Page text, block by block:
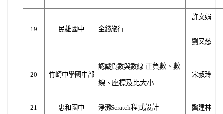
19 民雄國中 金錢旅行
許文娟
劉又慈
20 竹崎中學國中部
認識負數與數線-正負數、數
線、座標及比大小
宋叔玲
21 忠和國中 淨灘Scratch程式設計 龔建林